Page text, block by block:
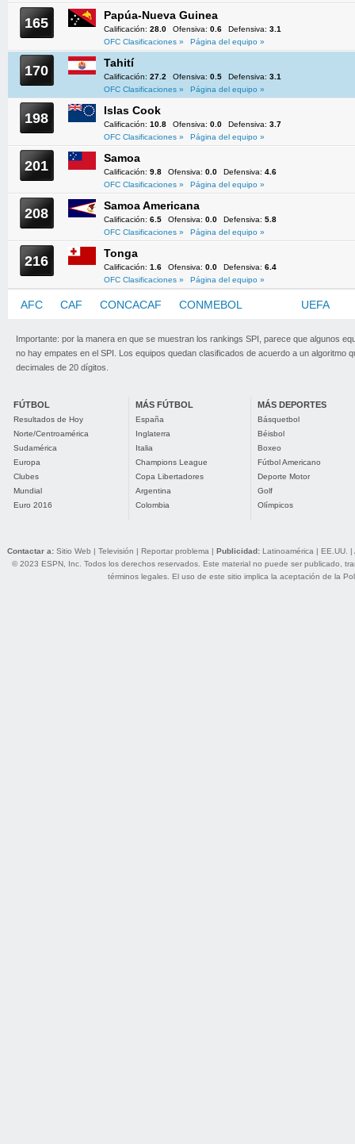
165 Papúa-Nueva Guinea
Calificación: 28.0 Ofensiva: 0.6 Defensiva: 3.1
OFC Clasificaciones »
Página del equipo »
170 Tahití
Calificación: 27.2 Ofensiva: 0.5 Defensiva: 3.1
OFC Clasificaciones »
Página del equipo »
198 Islas Cook
Calificación: 10.8 Ofensiva: 0.0 Defensiva: 3.7
OFC Clasificaciones »
Página del equipo »
201 Samoa
Calificación: 9.8 Ofensiva: 0.0 Defensiva: 4.6
OFC Clasificaciones »
Página del equipo »
208 Samoa Americana
Calificación: 6.5 Ofensiva: 0.0 Defensiva: 5.8
OFC Clasificaciones »
Página del equipo »
216 Tonga
Calificación: 1.6 Ofensiva: 0.0 Defensiva: 6.4
OFC Clasificaciones »
Página del equipo »
AFC CAF CONCACAF CONMEBOL UEFA
Importante: por la manera en que se muestran los rankings SPI, parece que algunos
no hay empates en el SPI. Los equipos quedan clasificados de acuerdo a un algoritmo
decimales de 20 dígitos.
FÚTBOL
Resultados de Hoy
Norte/Centroamérica
Sudamérica
Europa
Clubes
Mundial
Euro 2016
MÁS FÚTBOL
España
Inglaterra
Italia
Champions League
Copa Libertadores
Argentina
Colombia
MÁS DEPORTES
Básquetbol
Béisbol
Boxeo
Fútbol Americano
Deporte Motor
Golf
Olímpicos
Contactar a: Sitio Web | Televisión | Reportar problema | Publicidad: Latinoamérica | EE.UU. |
© 2023 ESPN, Inc. Todos los derechos reservados. Este material no puede ser publicado,
términos legales. El uso de este sitio implica la aceptación de la